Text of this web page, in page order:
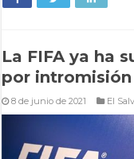
La FIFA ya ha
por
8 de junio de 2021 El